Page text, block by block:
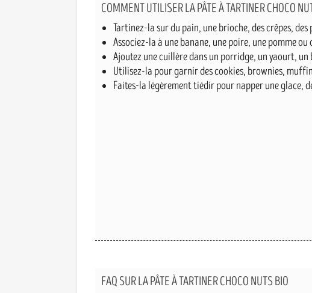
COMMENT UTILISER LA PÂTE À TARTINER CHOCO
Tartinez-la sur du pain, une brioche, des crêpes, des
Associez-la à une banane, une poire, une pomme
Ajoutez une cuillère dans un porridge, un yaourt,
Utilisez-la pour garnir des cookies, brownies,
Faites-la légèrement tiédir pour napper une glace,
FAQ SUR LA PÂTE À TARTINER CHOCO NUTS BIO